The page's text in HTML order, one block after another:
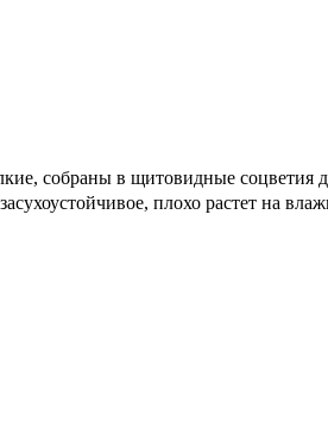
собраны в щитовидные соцветия
плохо растет на